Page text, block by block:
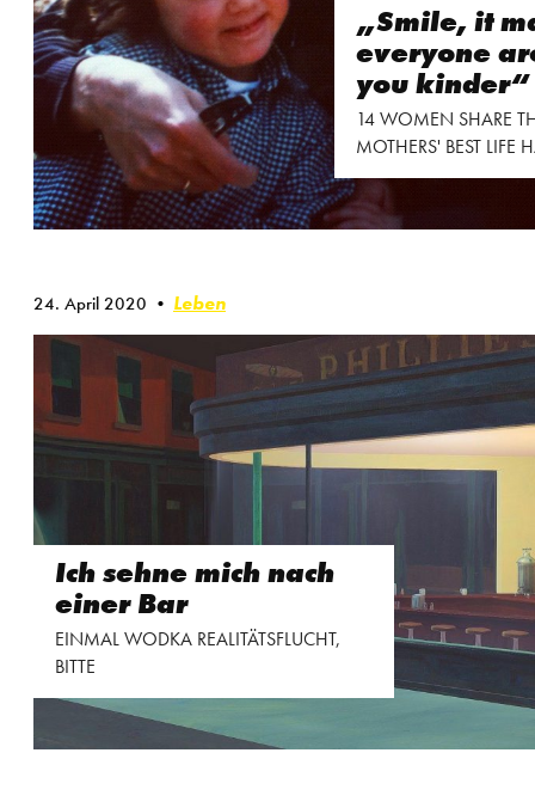
„Smile, it
everyone
you kinder“
14 WOMEN SHARE
MOTHERS' BEST LIFE
24. April 2020 Leben
Ich sehne mich nach
einer Bar
EINMAL WODKA REALITÄTSFLUCHT,
BITTE